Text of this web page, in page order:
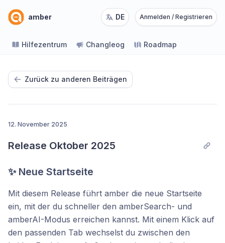
amber DE Anmelden / Registrieren
Hilfezentrum Changleog Roadmap
Zurück zu anderen Beiträgen
12. November 2025
Release Oktober 2025
✨ Neue Startseite
Mit diesem Release führt amber die neue Startseite
ein, mit der du schneller den amberSearch- und
amberAI-Modus erreichen kannst. Mit einem Klick auf
den passenden Tab wechselst du zwischen den